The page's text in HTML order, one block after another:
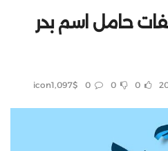
حامل اسم بدر
0
0
0
$icon
1,097